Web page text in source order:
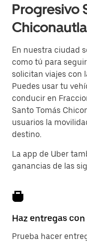
Progresivo
En nuestra ciudad
como tú para
solicitan viajes con
Puedes usar tu
conducir en
Santo Tomás
usuarios la
destino.
La app de Uber
ganancias de las
Haz entregas
Prueba hacer